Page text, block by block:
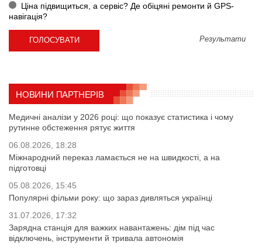
Ціна підвищиться, а сервіс? Де обіцяні ремонти й GPS-
навігація?
Результати
НОВИНИ ПАРТНЕРІВ
Медичні аналізи у 2026 році: що показує статистика і чому
рутинне обстеження рятує життя
06.08.2026, 18:28
Міжнародний переказ ламається не на швидкості, а на
підготовці
05.08.2026, 15:45
Популярні фільми року: що зараз дивляться українці
31.07.2026, 17:32
Зарядна станція для важких навантажень: дім під час
відключень, інструменти й тривала автономія